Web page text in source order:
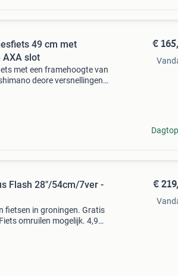
49 cm met
AXA slot
met een framehoogte van
deore versnellingen
€
Flash 28"/54cm/7ver -
fietsen in groningen. Gratis
omruilen mogelijk. 4,9★
€